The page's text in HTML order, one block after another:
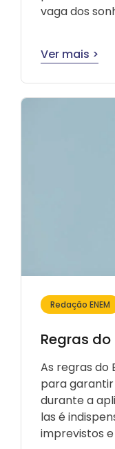
vaga dos
Ver mais >
Redação ENEM
Regras do
As regras do
para garantir
durante a
las é
imprevistos